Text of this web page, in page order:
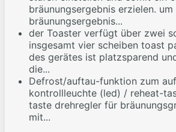
bräunungsergebnis erzielen.
bräunungsergebnis...
der Toaster verfügt über zwei
insgesamt vier scheiben toast
des gerätes ist platzsparend
die...
Defrost/auftau-funktion zum
kontrollleuchte (led) / reheat-
taste drehregler für
mit...